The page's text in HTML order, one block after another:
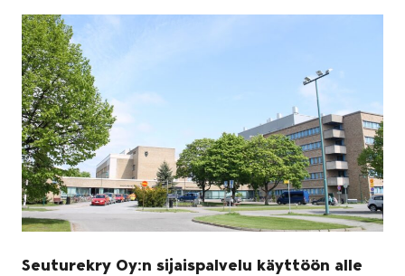
Seuturekry Oy:n sijaispalvelu käyttöön alle